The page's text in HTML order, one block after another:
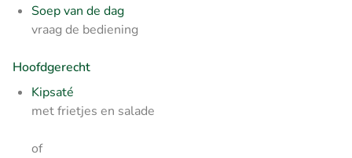
Soep van de dag
vraag de bediening
Hoofdgerecht
Kipsaté
met frietjes en salade
of